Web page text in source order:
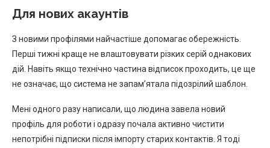
Для нових акаунтів
З новими профілями найчастіше допомагає обережність.
Перші тижні краще не влаштовувати різких серій однакових
дій. Навіть якщо технічно частина відписок проходить, це ще
не означає, що система не запам’ятала підозрілий шаблон.
Мені одного разу написали, що людина завела новий
профіль для роботи і одразу почала активно чистити
непотрібні підписки після імпорту старих контактів. Я тоді